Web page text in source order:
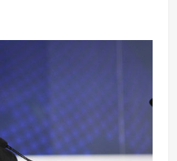
成行銷的目的。課程涵蓋設
＋品牌＋行銷與人類現在與未
人類行為、設計、品牌與市場
、住、行、育、樂的個案研究
計、品牌與行銷領域。
定者，吉寶系統公司得終止
系統公司主張任何費用、補
法院為第一審管轄法